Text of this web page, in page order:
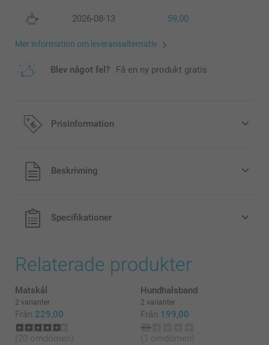
2026-08-13 59,00
Mer information om leveransalternativ
Blev något fel? Få en ny produkt gratis
Prisinformation
Alla priser är i svenska kronor (SEK), inklusive moms och
exklusive porto.
Beskrivning
Specifikationer
Relaterade produkter
Matskål
2 varianter
Från 229,00
(20 omdömen)
Hundhalsband
2 varianter
Från 199,00
(1 omdömen)